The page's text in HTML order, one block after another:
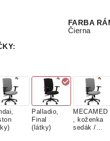
FARBA
Čierna
:
Palladio,
Final
(látky)
MECAMED
, koženka
sedák /